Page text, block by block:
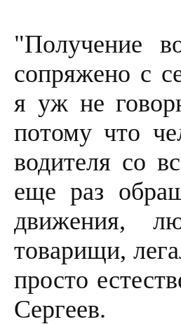
"Получение
сопряжено с
я уж не
потому что
водителя со
еще раз
движения,
товарищи,
просто
Сергеев.